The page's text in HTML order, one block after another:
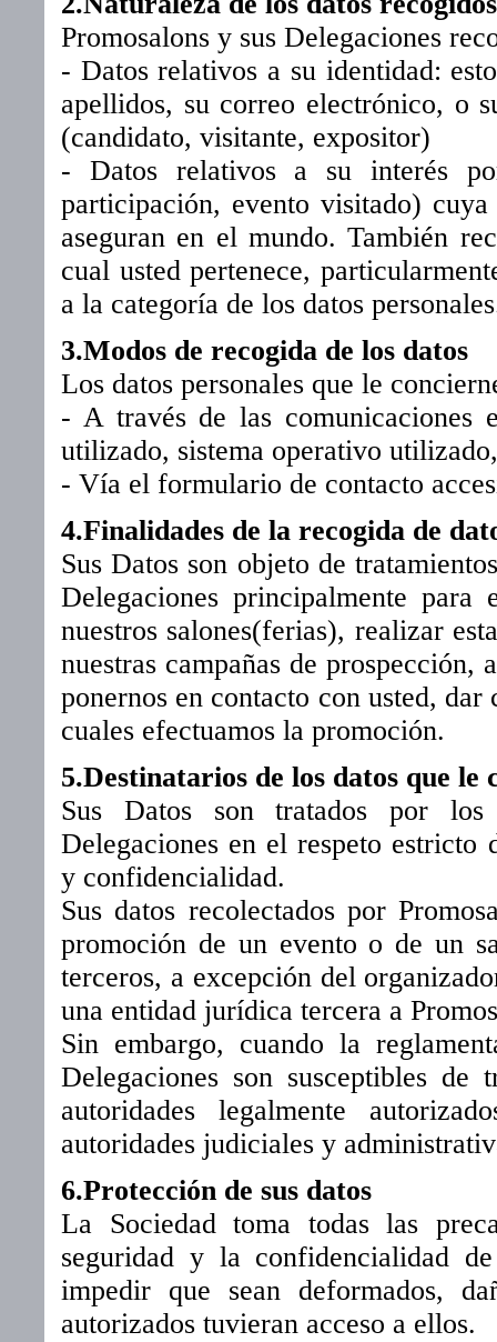
Promosalons y sus Delegaciones
- Datos relativos a su identidad:
apellidos, su correo electrónico, o
(candidato, visitante, expositor)
- Datos relativos a su interés
participación, evento visitado)
aseguran en el mundo. También
cual usted pertenece,
a la categoría de los datos
3.Modos de recogida de los datos
Los datos personales que le
- A través de las comunicaciones
utilizado, sistema operativo
- Vía el formulario de contacto
4.Finalidades de la recogida de
Sus Datos son objeto de
Delegaciones principalmente para
nuestros salones(ferias), realizar
nuestras campañas de
ponernos en contacto con usted,
cuales efectuamos la promoción.
5.Destinatarios de los datos que le
Sus Datos son tratados por
Delegaciones en el respeto estricto
y confidencialidad.
Sus datos recolectados por
promoción de un evento o de un
terceros, a excepción del
una entidad jurídica tercera a
Sin embargo, cuando la
Delegaciones son susceptibles
autoridades legalmente
autoridades judiciales y
6.Protección de sus datos
La Sociedad toma todas las
seguridad y la confidencialidad
impedir que sean deformados,
autorizados tuvieran acceso a ellos.